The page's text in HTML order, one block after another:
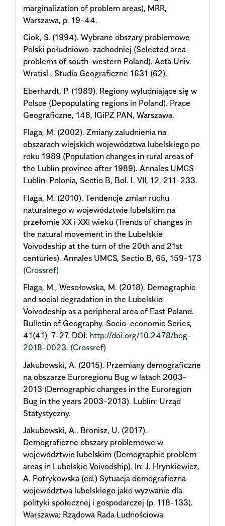
marginalization of problem areas), MRR,
Warszawa, p. 19-44.
Ciok, S. (1994). Wybrane obszary problemowe
Polski południowo-zachodniej (Selected area
problems of south-western Poland). Acta Univ.
Wratisl., Studia Geograficzne 1631 (62).
Eberhardt, P. (1989). Regiony wyludniające się w
Polsce (Depopulating regions in Poland). Prace
Geograficzne, 148, IGiPZ PAN, Warszawa.
Flaga, M. (2002). Zmiany zaludnienia na
obszarach wiejskich województwa lubelskiego po
roku 1989 (Population changes in rural areas of
the Lublin province after 1989). Annales UMCS
Lublin-Polonia, Sectio B, Bol. L VII, 12, 211-233.
Flaga, M. (2010). Tendencje zmian ruchu
naturalnego w województwie lubelskim na
przełomie XX i XXI wieku (Trends of changes in
the natural movement in the Lubelskie
Voivodeship at the turn of the 20th and 21st
centuries). Annales UMCS, Sectio B, 65, 159-173
(Crossref)
Flaga, M., Wesołowska, M. (2018). Demographic
and social degradation in the Lubelskie
Voivodeship as a peripheral area of East Poland.
Bulletin of Geography. Socio-economic Series,
41(41), 7-27. DOI: http://doi.org/10.2478/bog-
2018-0023. (Crossref)
Jakubowski, A. (2015). Przemiany demograficzne
na obszarze Euroregionu Bug w latach 2003-
2013 (Demographic changes in the Euroregion
Bug in the years 2003-2013). Lublin: Urząd
Statystyczny.
Jakubowski, A., Bronisz, U. (2017).
Demograficzne obszary problemowe w
województwie lubelskim (Demographic problem
areas in Lubelskie Voivodship). In: J. Hrynkiewicz,
A. Potrykowska (ed.) Sytuacja demograficzna
województwa lubelskiego jako wyzwanie dla
polityki społecznej i gospodarczej (p. 118-133).
Warszawa: Rządowa Rada Ludnościowa.